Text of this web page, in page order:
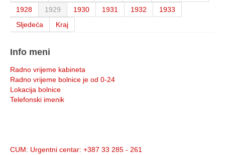
1928
1929 1930 1931 1932
1933
Sljedeća
Kraj
Info meni
Radno vrijeme kabineta
Radno vrijeme bolnice je od 0-24
Lokacija bolnice
Telefonski imenik
CUM: Urgentni centar: +387 33 285 - 261